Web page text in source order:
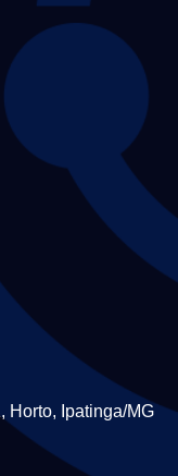
Horto, Ipatinga/MG